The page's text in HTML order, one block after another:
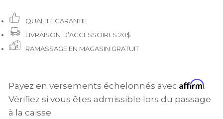
QUALITÉ GARANTIE
LIVRAISON D’ACCESSOIRES 20$
RAMASSAGE EN MAGASIN GRATUIT
Payez en versements échelonnés avec Affirm.
Vérifiez si vous êtes admissible lors du passage
à la caisse.